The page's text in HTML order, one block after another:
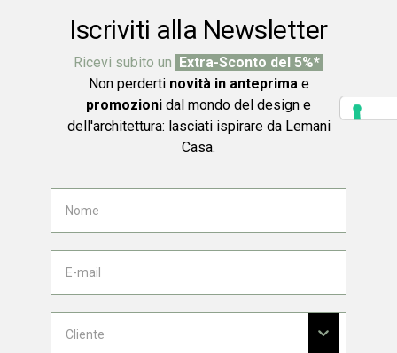
Iscriviti alla Newsletter
Ricevi subito un Extra-Sconto del 5%*
Non perderti novità in anteprima e
promozioni dal mondo del design e
dell'architettura: lasciati ispirare da Lemani
Casa.